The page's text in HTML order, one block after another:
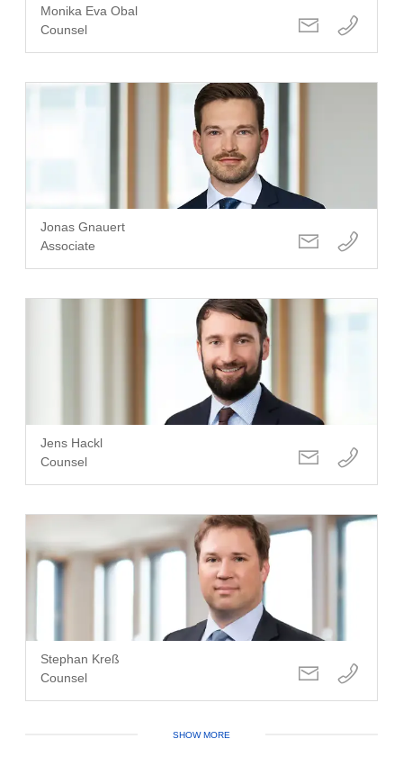
Monika Eva Obal
Counsel
Jonas Gnauert
Associate
Jens Hackl
Counsel
Stephan Kreß
Counsel
SHOW MORE